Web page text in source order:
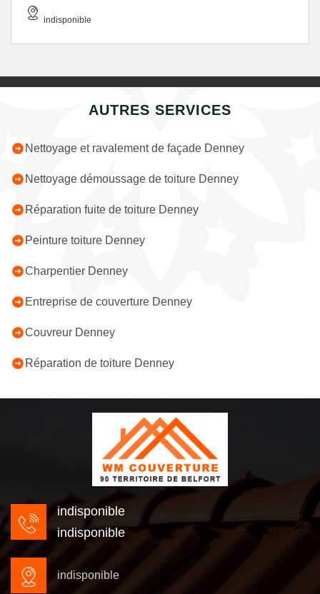
indisponible
AUTRES SERVICES
Nettoyage et ravalement de façade Denney
Nettoyage démoussage de toiture Denney
Réparation fuite de toiture Denney
Peinture toiture Denney
Charpentier Denney
Entreprise de couverture Denney
Couvreur Denney
Réparation de toiture Denney
indisponible
indisponible
indisponible